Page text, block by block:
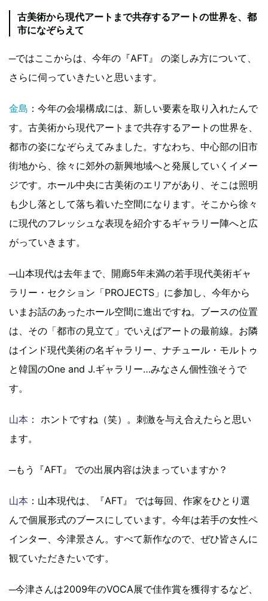
古美術から現代アートまで共存するアートの世界を、都
市になぞらえて
─ではここからは、今年の『AFT』 の楽しみ方について、
さらに伺っていきたいと思います。
金島 ：今年の会場構成には、新しい要素を取り入れたんで
す。古美術から現代アートまで共存するアートの世界を、
都市の姿になぞらえてみました。すなわち、中心部の旧市
街地から、徐々に郊外の新興地域へと発展していくイメー
ジです。ホール中央に古美術のエリアがあり、そこは照明
も少し落として落ち着いた空間になります。そこから徐々
に現代のフレッシュな表現を紹介するギャラリー陣へと広
がっていきます。
─山本現代は去年まで、開廊5年未満の若手現代美術ギャ
ラリー・セクション「PROJECTS」に参加し、今年から
いまお話のあったホール空間に進出ですね。ブースの位置
は、その「都市の見立て」でいえばアートの最前線。お隣
はインド現代美術の名ギャラリー、ナチュール・モルトゥ
と韓国のOne and J.ギャラリー…みなさん個性強そうで
す。
山本 ： ホントですね（笑）。刺激を与え合えたらと思い
ます。
─もう『AFT』 での出展内容は決まっていますか？
山本 ：山本現代は、『AFT』 では毎回、作家をひとり選
んで個展形式のブースにしています。今年は若手の女性ペ
インター、今津景さん。すべて新作なので、ぜひ皆さんに
観ていただきたいです。
─今津さんは2009年のVOCA展で佳作賞を獲得するなど、